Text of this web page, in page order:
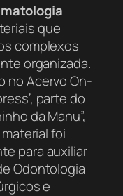
que
complexos
organizada.
no Acervo On-
parte do
da Manu”,
foi
para auxiliar
Odontologia
e